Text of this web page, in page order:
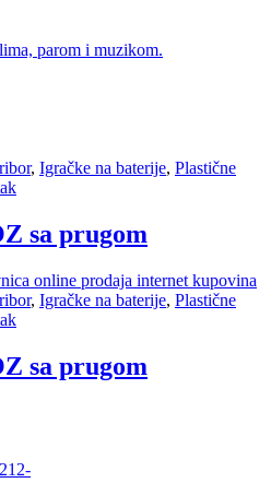
parom i muzikom.
, Igračke na baterije, Plastične
sa prugom
, Igračke na baterije, Plastične
sa prugom